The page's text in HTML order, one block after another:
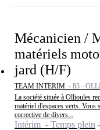
Mécanicien /
matériels
jard (H/F)
TEAM INTERIM - 83 -
La société située à Ollioules
matériel d'espaces verts. Vous
corrective de divers...
Intérim - Temps plein